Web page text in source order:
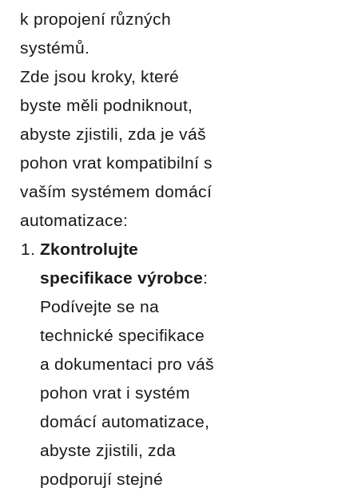
k propojení různých
systémů.
Zde jsou kroky, které
byste měli podniknout,
abyste zjistili, zda je váš
pohon vrat kompatibilní s
vaším systémem domácí
automatizace:
Zkontrolujte
specifikace výrobce:
Podívejte se na
technické specifikace
a dokumentaci pro váš
pohon vrat i systém
domácí automatizace,
abyste zjistili, zda
podporují stejné